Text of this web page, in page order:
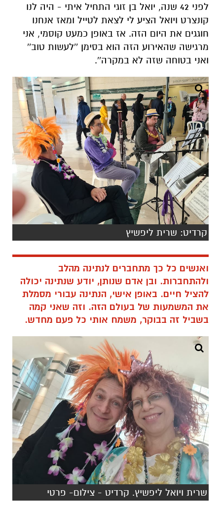
לפני 42 שנה, יואל בן זוגי התחיל איתי - היה לנו
קונצרט ויואל הציע לי לצאת לטייל ומאז אנחנו
חוגגים את היום הזה. אז באופן כמעט קוסמי, אני
מרגישה שהאירוע הזה הוא בסימן ''לעשות טוב''
ואני בטוחה שזה לא במקרה''.
קרדיט: שרית ליפשיץ
ואנשים כל כך מתחברים לנתינה מהלב
ולהתחברות. ובן אדם שנותן, יודע שנתינה יכולה
להציל חיים. באופן אישי, הנתינה עבורי מסמלת
את המשמעות של בעולם הזה. וזה שאני קמה
בשביל זה בבוקר, משמח אותי כל פעם מחדש.
שרית ויואל ליפשיץ. קרדיט - צילום- פרטי